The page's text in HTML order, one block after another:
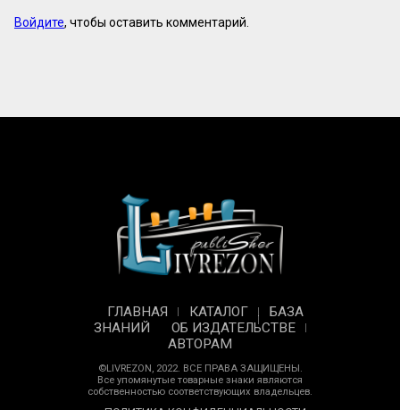
Войдите, чтобы оставить комментарий.
ГЛАВНАЯ КАТАЛОГ
БАЗА
ЗНАНИЙ
ОБ ИЗДАТЕЛЬСТВЕ
АВТОРАМ
©LIVREZON, 2022. ВСЕ ПРАВА ЗАЩИЩЕНЫ.
Все упомянутые товарные знаки являются
собственностью соответствующих владельцев.